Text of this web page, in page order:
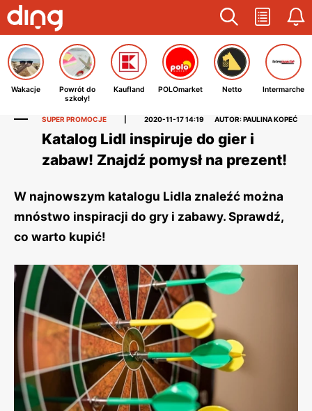
Wakacje
Powrót do
szkoły!
Kaufland POLOmarket Netto Intermarche
SUPER PROMOCJE 2020-11-17 14:19 AUTOR: PAULINA KOPEĆ
Katalog Lidl inspiruje do gier i
zabaw! Znajdź pomysł na prezent!
W najnowszym katalogu Lidla znaleźć można
mnóstwo inspiracji do gry i zabawy. Sprawdź,
co warto kupić!